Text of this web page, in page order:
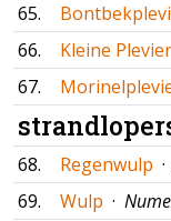
65.
66.
Kleine Plevier
67.
68. Regenwulp ·
69.
Wulp ·